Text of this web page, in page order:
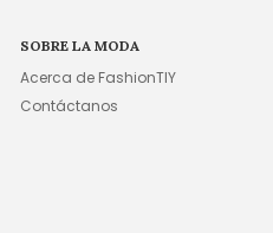
SOBRE LA MODA
Acerca de FashionTIY
Contáctanos